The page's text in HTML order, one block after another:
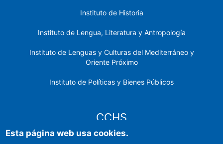
Instituto de Historia
Instituto de Lengua, Literatura y Antropología
Instituto de Lenguas y Culturas del Mediterráneo y
Oriente Próximo
Instituto de Políticas y Bienes Públicos
CCHS
Esta página web usa cookies.